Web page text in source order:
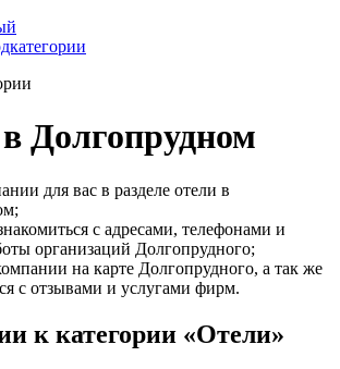
Долгопрудном
для вас в разделе отели в
с адресами, телефонами и
организаций Долгопрудного;
на карте Долгопрудного, а так же
с отзывами и услугами фирм.
к категории «Отели»